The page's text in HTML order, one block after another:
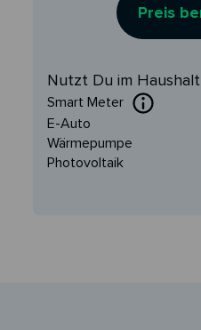
Nutzt Du im
Smart Meter
E-Auto
Wärmepumpe
Photovoltaik
Preis